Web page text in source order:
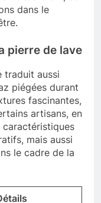
dans le
pierre de lave
traduit aussi
piégées durant
fascinantes,
artisans, en
caractéristiques
mais aussi
le cadre de la